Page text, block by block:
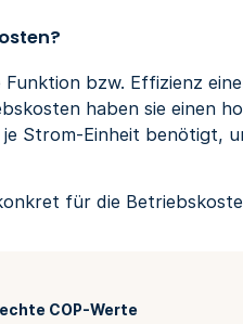
bzw. Effizienz
haben sie einen
Strom-Einheit benötigt,
für die
COP-Werte